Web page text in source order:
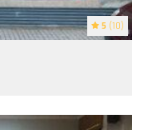
5 (10)